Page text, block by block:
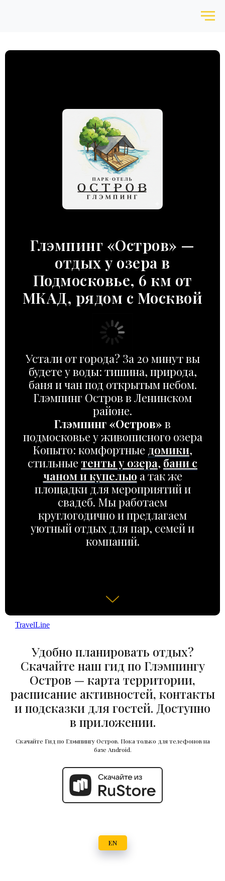
Глэмпинг «Остров» —
отдых у озера в
Подмосковье, 6 км от
МКАД, рядом с Москвой
Устали от города? За 20 минут вы
будете у воды: тишина, природа,
баня и чан под открытым небом.
Глэмпинг Остров в Ленинском
районе.
Глэмпинг «Остров» в
подмосковье у живописного озера
Копыто: комфортные домики,
стильные тенты у озера, бани с
чаном и купелью а так же
площадки для мероприятий и
свадеб. Мы работаем
круглогодично и предлагаем
уютный отдых для пар, семей и
компаний.
TravelLine
Удобно планировать отдых?
Скачайте наш гид по Глэмпингу
Остров — карта территории,
расписание активностей, контакты
и подсказки для гостей. Доступно
в приложении.
Скачайте Гид по Глэмпингу Остров. Пока только для телефонов на
базе Android.
EN